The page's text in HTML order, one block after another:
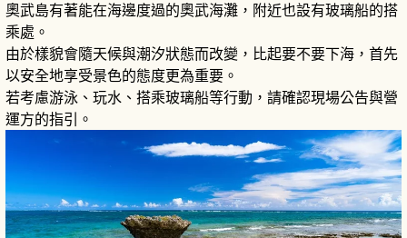
奧武島有著能在海邊度過的奧武海灘，附近也設有玻璃船的搭
乘處。
由於樣貌會隨天候與潮汐狀態而改變，比起要不要下海，首先
以安全地享受景色的態度更為重要。
若考慮游泳、玩水、搭乘玻璃船等行動，請確認現場公告與營
運方的指引。